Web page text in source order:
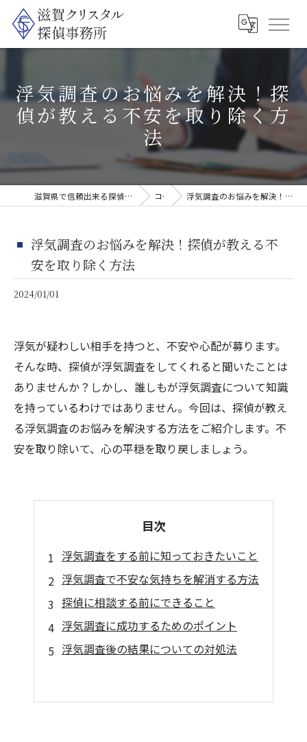
浮気調査のお悩みを解決！探
偵が教える不安を取り除く方
法
滋賀県で信頼出来る探偵なら滋賀クリスタル探偵事務所 コラム 浮気調査のお悩みを解決！探偵が教える不安を取り除く方法
浮気調査のお悩みを解決！探偵が教える不
安を取り除く方法
2024/01/01
浮気が疑わしい相手を持つと、不安や心配が募ります。
そんな時、探偵が浮気調査をしてくれると聞いたことは
ありませんか？しかし、誰しもが浮気調査について知識
を持っているわけではありません。今回は、探偵が教え
る浮気調査のお悩みを解決する方法をご紹介します。不
安を取り除いて、心の平穏を取り戻しましょう。
目次
浮気調査をする前に知っておきたいこと
浮気調査で不安な気持ちを解消する方法
探偵に相談する前にできること
浮気調査に成功するためのポイント
浮気調査後の結果についての対処法